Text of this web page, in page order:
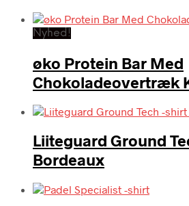
Nyhed!
øko Protein Bar Med
Chokoladeovertræk
Liiteguard Ground
Bordeaux